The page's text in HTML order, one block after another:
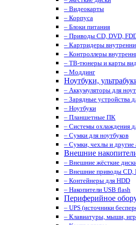
– Видеокарты
– Корпуса
– Блоки питания
– Приводы CD, DVD,
– Картридеры
– Контроллеры
– ТВ-тюнеры и карты
– Моддинг
Ноутбуки,
– Аккумуляторы для
– Зарядные устройства
– Ноутбуки
– Планшетные ПК
– Системы охлаждения
– Сумки для ноутбуков
– Сумки, чехлы и другие
Внешние
– Внешние жёсткие
– Внешние приводы CD,
– Контейнеры для HDD
– Накопители USB flash
Периферийное
– UPS (источники
– Клавиатуры, мыши,